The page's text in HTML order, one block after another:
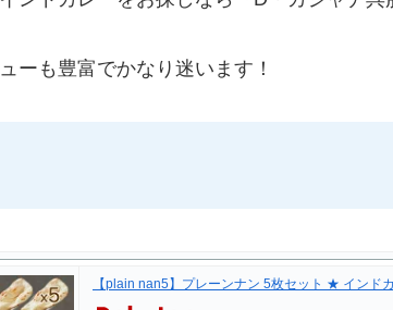
ーも豊富でかなり迷います！
【plain nan5】プレーンナン 5枚セット ★ インド